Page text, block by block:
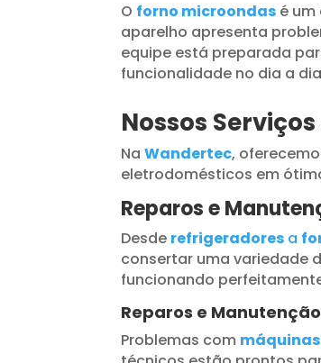
O forno microondas é
aparelho apresenta
equipe está preparada
funcionalidade no dia a
Nossos
NaWandertec,
eletrodomésticos em
Reparos e
Desde refrigeradores a
consertar uma variedade
funcionando
Reparos e
Problemas com